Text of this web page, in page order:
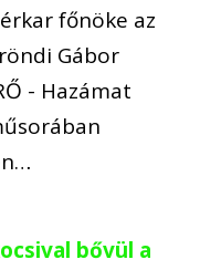
főnöke az
Gábor
- Hazámat
bővül a